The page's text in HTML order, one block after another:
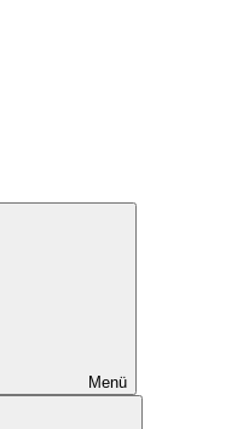
Menü